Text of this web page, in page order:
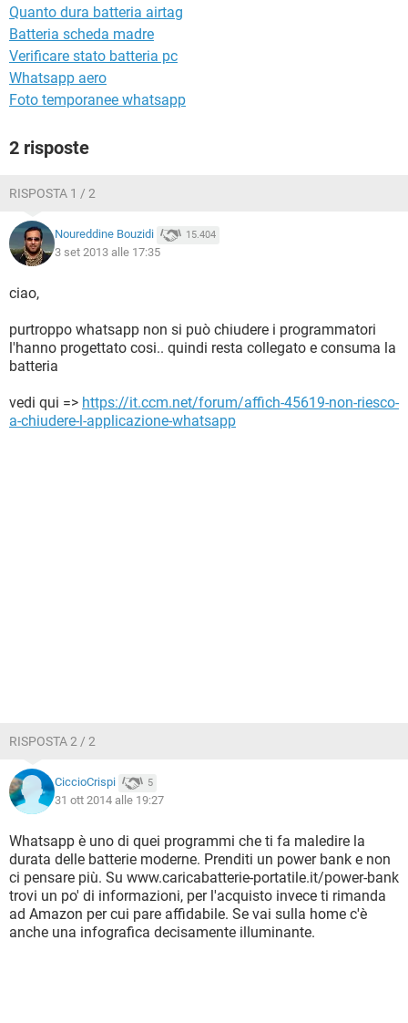
Quanto dura batteria airtag
Batteria scheda madre
Verificare stato batteria pc
Whatsapp aero
Foto temporanee whatsapp
2 risposte
RISPOSTA 1 / 2
Noureddine Bouzidi 15.404
3 set 2013 alle 17:35
ciao,
purtroppo whatsapp non si può chiudere i programmatori
l'hanno progettato cosi.. quindi resta collegato e consuma la
batteria
vedi qui => https://it.ccm.net/forum/affich-45619-non-riesco-
a-chiudere-l-applicazione-whatsapp
RISPOSTA 2 / 2
CiccioCrispi 5
31 ott 2014 alle 19:27
Whatsapp è uno di quei programmi che ti fa maledire la
durata delle batterie moderne. Prenditi un power bank e non
ci pensare più. Su www.caricabatterie-portatile.it/power-bank
trovi un po' di informazioni, per l'acquisto invece ti rimanda
ad Amazon per cui pare affidabile. Se vai sulla home c'è
anche una infografica decisamente illuminante.